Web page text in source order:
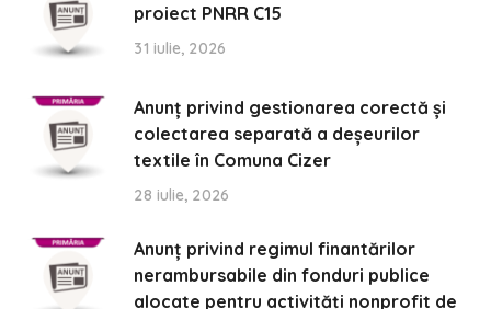
proiect PNRR C15
31 iulie, 2026
Anunț privind gestionarea corectă și
colectarea separată a deșeurilor
textile în Comuna Cizer
28 iulie, 2026
Anunț privind regimul finantărilor
nerambursabile din fonduri publice
alocate pentru activități nonprofit de